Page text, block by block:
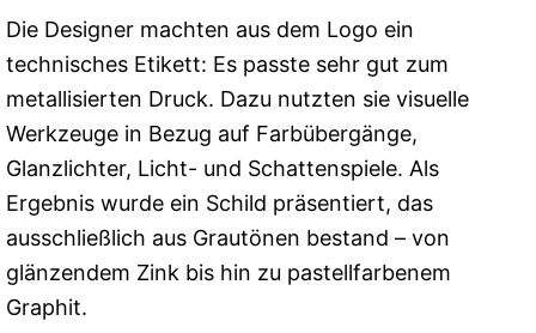
Die Designer machten aus dem Logo ein
technisches Etikett: Es passte sehr gut zum
metallisierten Druck. Dazu nutzten sie visuelle
Werkzeuge in Bezug auf Farbübergänge,
Glanzlichter, Licht- und Schattenspiele. Als
Ergebnis wurde ein Schild präsentiert, das
ausschließlich aus Grautönen bestand – von
glänzendem Zink bis hin zu pastellfarbenem
Graphit.